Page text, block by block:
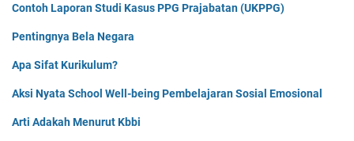
Contoh Laporan Studi Kasus PPG Prajabatan (UKPPG)
Pentingnya Bela Negara
Apa Sifat Kurikulum?
Aksi Nyata School Well-being Pembelajaran Sosial Emosional
Arti Adakah Menurut Kbbi